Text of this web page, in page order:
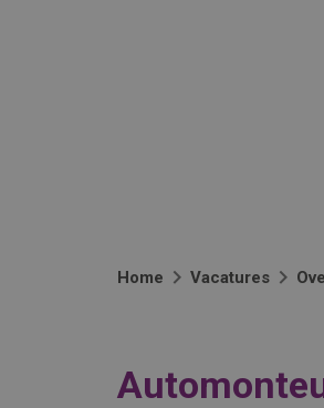
Home Vacatures